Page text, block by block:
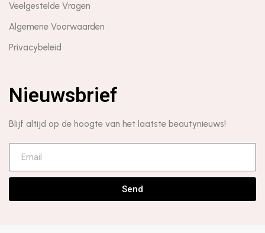
Veelgestelde Vragen
Algemene Voorwaarden
Privacybeleid
Nieuwsbrief
Blijf altijd op de hoogte van het laatste beautynieuws!
Send